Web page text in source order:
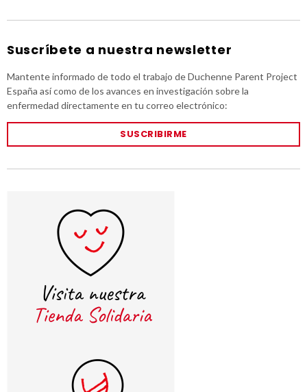
Suscríbete a nuestra newsletter
Mantente informado de todo el trabajo de Duchenne Parent Project
España así como de los avances en investigación sobre la
enfermedad directamente en tu correo electrónico:
SUSCRIBIRME